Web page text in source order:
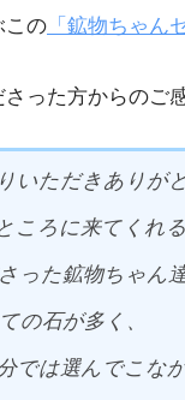
この 「鉱物ちゃん
った方からのご
いただきありが
ころに来てくれ
った鉱物ちゃん達
の石が多く、
では選んでこな